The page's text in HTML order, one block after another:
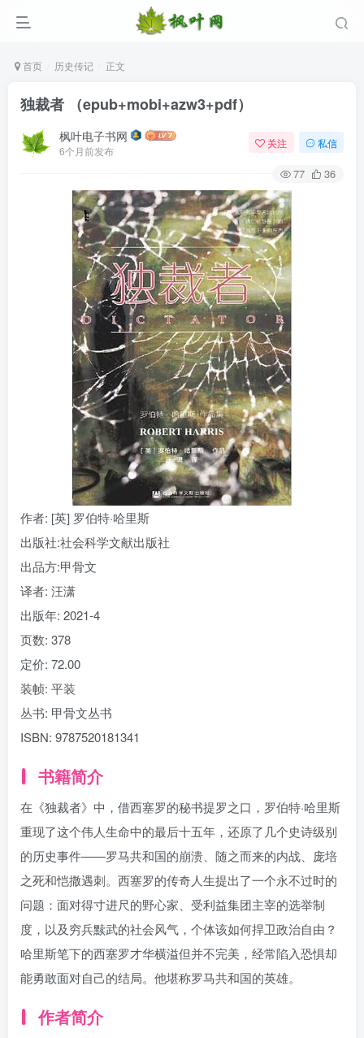
首页 历史传记 正文
独裁者 （epub+mobi+azw3+pdf）
枫叶电子书网
6个月前发布
关注 私信
77 36
作者: [英] 罗伯特·哈里斯
出版社:社会科学文献出版社
出品方:甲骨文
译者: 汪潇
出版年: 2021-4
页数: 378
定价: 72.00
装帧: 平装
丛书: 甲骨文丛书
ISBN: 9787520181341
书籍简介
在《独裁者》中，借西塞罗的秘书提罗之口，罗伯特·哈里斯
重现了这个伟人生命中的最后十五年，还原了几个史诗级别
的历史事件——罗马共和国的崩溃、随之而来的内战、庞培
之死和恺撒遇刺。西塞罗的传奇人生提出了一个永不过时的
问题：面对得寸进尺的野心家、受利益集团主宰的选举制
度，以及穷兵黩武的社会风气，个体该如何捍卫政治自由？
哈里斯笔下的西塞罗才华横溢但并不完美，经常陷入恐惧却
能勇敢面对自己的结局。他堪称罗马共和国的英雄。
作者简介
登录
没有账号？立即注册
用户名/手机号/邮箱
登录密码
记住登录 找回密码 |免密登录
登录
社交账号登录